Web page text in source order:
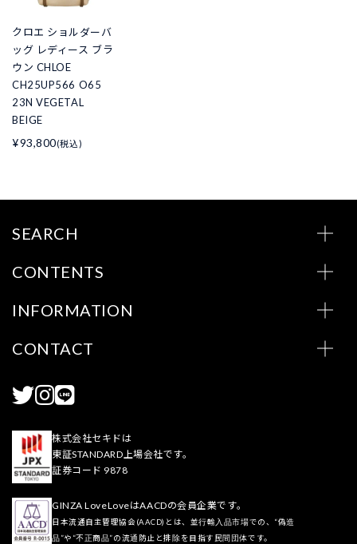
クロエ ショルダーバ
ッグ レディース ブラ
ウン CHLOE
CH25UP566 O65
23N VEGETAL
BEIGE
¥93,800(税込)
SEARCH
CONTENTS
INFORMATION
CONTACT
株式会社セキドは
東証STANDARD上場会社です。
証券コード 9878
GINZA LoveLoveはAACDの会員企業です。
日本流通自主管理協会(AACD)とは、並行輸入品市場での、“偽造
品”や“不正商品”の流通防止と排除を目指す民間団体です。